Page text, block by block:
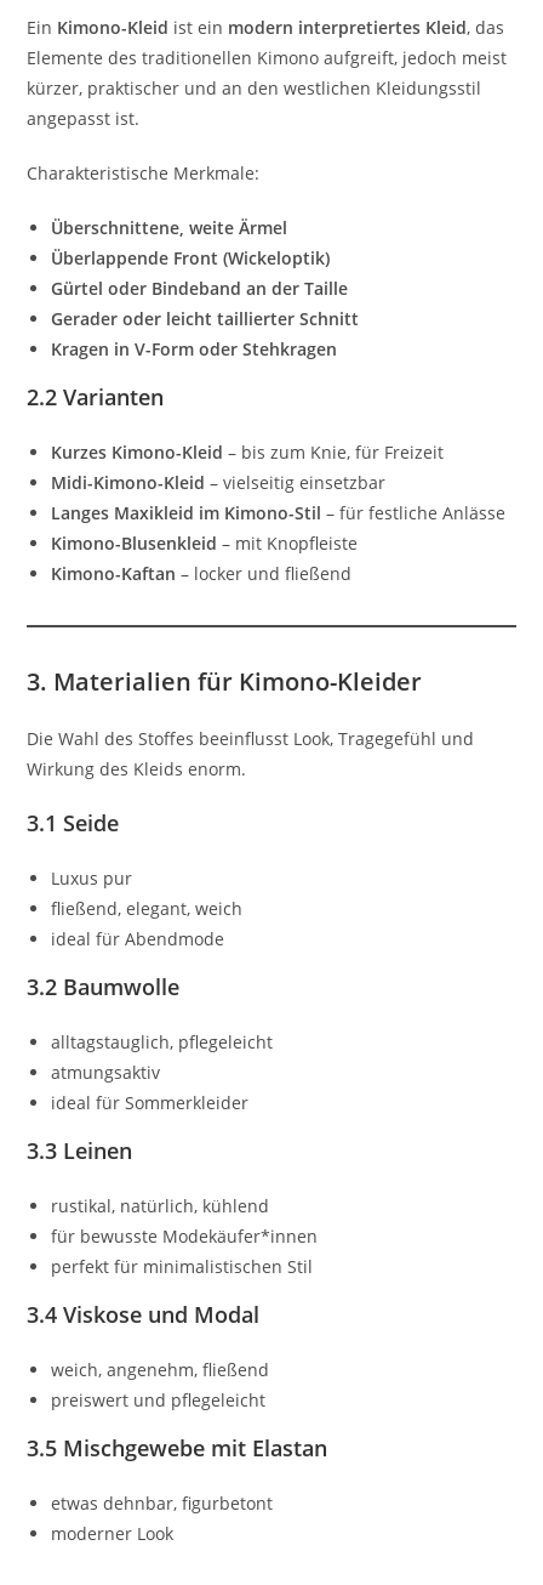
Ein Kimono-Kleid ist ein modern interpretiertes Kleid, das
Elemente des traditionellen Kimono aufgreift, jedoch meist
kürzer, praktischer und an den westlichen Kleidungsstil
angepasst ist.
Charakteristische Merkmale:
Überschnittene, weite Ärmel
Überlappende Front (Wickeloptik)
Gürtel oder Bindeband an der Taille
Gerader oder leicht taillierter Schnitt
Kragen in V-Form oder Stehkragen
2.2 Varianten
Kurzes Kimono-Kleid – bis zum Knie, für Freizeit
Midi-Kimono-Kleid – vielseitig einsetzbar
Langes Maxikleid im Kimono-Stil – für festliche Anlässe
Kimono-Blusenkleid – mit Knopfleiste
Kimono-Kaftan – locker und fließend
3. Materialien für Kimono-Kleider
Die Wahl des Stoffes beeinflusst Look, Tragegefühl und
Wirkung des Kleids enorm.
3.1 Seide
Luxus pur
fließend, elegant, weich
ideal für Abendmode
3.2 Baumwolle
alltagstauglich, pflegeleicht
atmungsaktiv
ideal für Sommerkleider
3.3 Leinen
rustikal, natürlich, kühlend
für bewusste Modekäufer*innen
perfekt für minimalistischen Stil
3.4 Viskose und Modal
weich, angenehm, fließend
preiswert und pflegeleicht
3.5 Mischgewebe mit Elastan
etwas dehnbar, figurbetont
moderner Look